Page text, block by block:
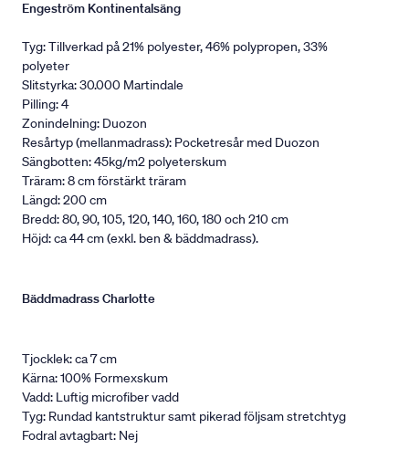
Engeström Kontinentalsäng
Tyg: Tillverkad på 21% polyester, 46% polypropen, 33%
polyeter
Slitstyrka: 30.000 Martindale
Pilling: 4
Zonindelning: Duozon
Resårtyp (mellanmadrass): Pocketresår med Duozon
Sängbotten: 45kg/m2 polyeterskum
Träram: 8 cm förstärkt träram
Längd: 200 cm
Bredd: 80, 90, 105, 120, 140, 160, 180 och 210 cm
Höjd: ca 44 cm (exkl. ben & bäddmadrass).
Bäddmadrass Charlotte
Tjocklek: ca 7 cm
Kärna: 100% Formexskum
Vadd: Luftig microfiber vadd
Tyg: Rundad kantstruktur samt pikerad följsam stretchtyg
Fodral avtagbart: Nej